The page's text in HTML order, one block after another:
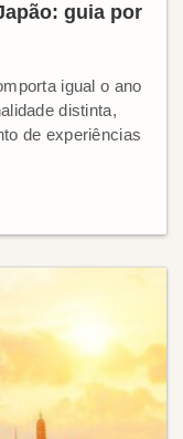
guia por
igual o ano
distinta,
de experiências